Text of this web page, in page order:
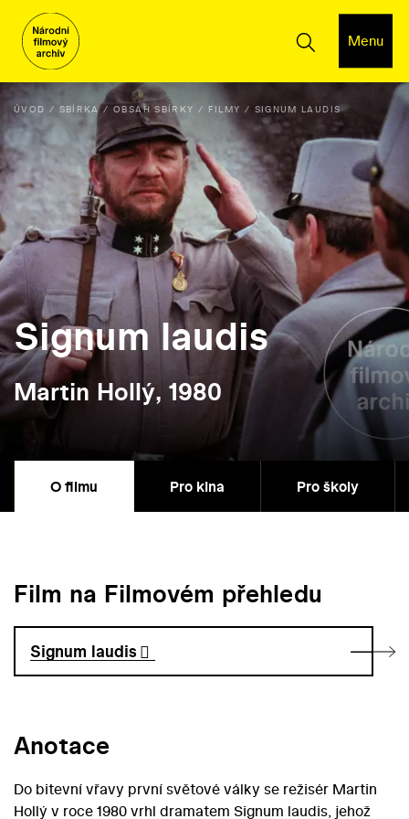
Menu
ÚVOD SBÍRKA OBSAH SBÍRKY FILMY SIGNUM LAUDIS
Signum laudis
Martin Hollý, 1980
O filmu Pro kina Pro školy
Film na Filmovém přehledu
Signum laudis
Anotace
Do bitevní vřavy první světové války se režisér Martin
Hollý v roce 1980 vrhl dramatem Signum laudis, jehož